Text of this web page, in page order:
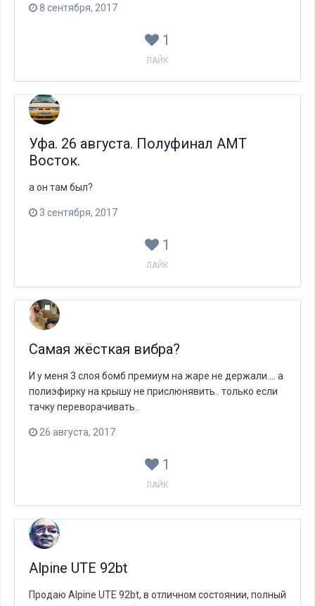
8 сентября, 2017
1
ЛАЙК
Уфа. 26 августа. Полуфинал АМТ
Восток.
а он там был?
3 сентября, 2017
1
ЛАЙК
Самая жёсткая вибра?
И у меня 3 слоя бомб премиум на жаре не держали.... а
полиэфирку на крышу не прислюнявить.. только если
тачку переворачивать..
26 августа, 2017
1
ЛАЙК
Alpine UTE 92bt
Продаю Alpine UTE 92bt, в отличном состоянии, полный